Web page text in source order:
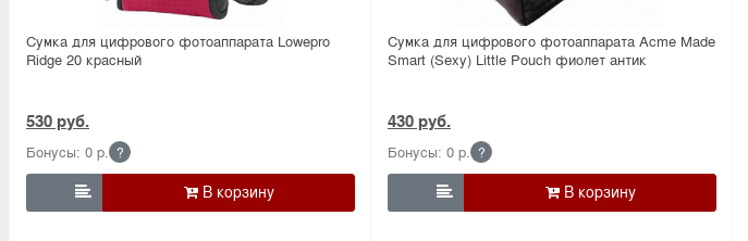
Сумка для цифрового фотоаппарата Lowepro
Ridge 20 красный
530 руб.
Бонусы: 0 р. ?

Сумка для цифрового фотоаппарата Acme Made
Smart (Sexy) Little Pouch фиолет антик
430 руб.
Бонусы: 0 р. ?
